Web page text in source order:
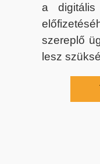
a digitális
szereplő
lesz